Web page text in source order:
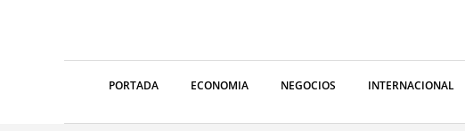
PORTADA ECONOMIA NEGOCIOS INTERNACIONAL